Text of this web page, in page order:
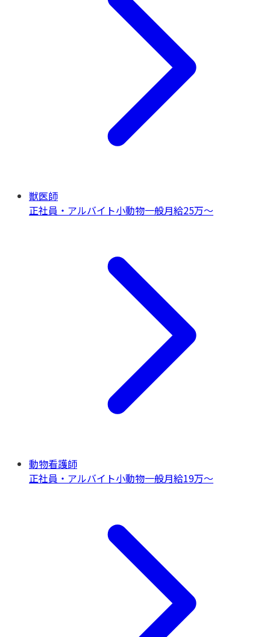
獣医師
正社員・アルバイト小動物一般月給25万〜
動物看護師
正社員・アルバイト小動物一般月給19万〜